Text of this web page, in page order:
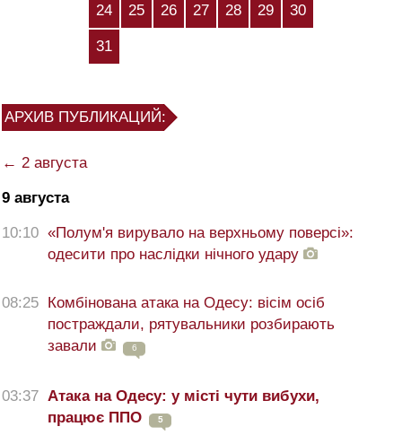
24 25 26 27 28 29 30
31
АРХИВ ПУБЛИКАЦИЙ:
← 2 августа
9 августа
10:10 «Полум'я вирувало на верхньому поверсі»:
одесити про наслідки нічного удару
08:25 Комбінована атака на Одесу: вісім осіб
постраждали, рятувальники розбирають
завали
6
03:37 Атака на Одесу: у місті чути вибухи,
працює ППО
5